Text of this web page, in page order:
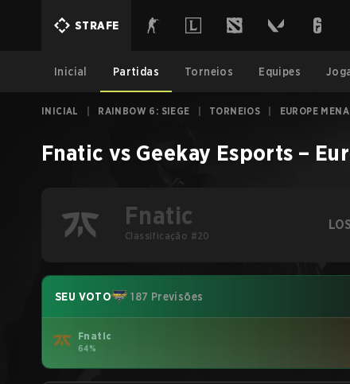
STRAFE
Inicial Partidas Torneios Equipes
INICIAL RAINBOW 6: SIEGE TORNEIOS EUROPE
Fnatic vs Geekay Esports –
Fnatic
Classificação #20
SEU VOTO 187 Previsões
Fnatic
64%